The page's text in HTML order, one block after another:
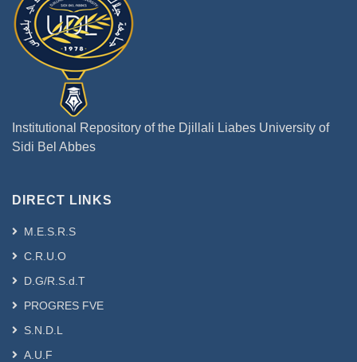
Institutional Repository of the Djillali Liabes University of
Sidi Bel Abbes
DIRECT LINKS
M.E.S.R.S
C.R.U.O
D.G/R.S.d.T
PROGRES FVE
S.N.D.L
A.U.F